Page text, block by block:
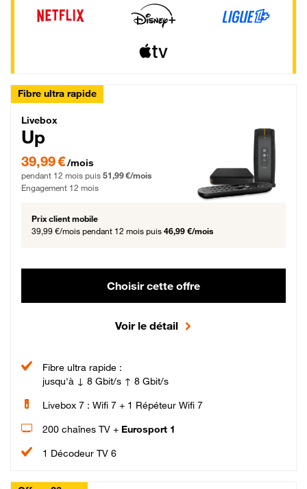
Fibre ultra rapide
Livebox Up Fibre
Livebox
Up
39,99 € par mois pendant 12 mois puis 51,99 € par mois, Engagement 12 mois
39,99 €/mois
pendant 12 mois puis 51,99 €/mois
Engagement 12 mois
Prix client mobile
39,99 €/mois pendant 12 mois puis 46,99 €/mois
Choisir cette offre
Voir le détail
Fibre ultra rapide :
jusqu'à ↓ 8 Gbit/s ↑ 8 Gbit/s
Livebox 7 : Wifi 7 + 1 Répéteur Wifi 7
200 chaînes TV + Eurosport 1
1 Décodeur TV 6